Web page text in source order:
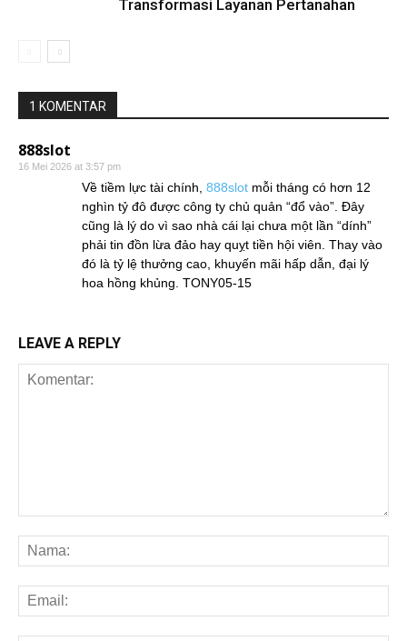
Transformasi Layanan Pertanahan
1 KOMENTAR
888slot
16 Mei 2026 at 3:57 pm
Về tiềm lực tài chính, 888slot mỗi tháng có hơn 12
nghìn tỷ đô được công ty chủ quản “đổ vào”. Đây
cũng là lý do vì sao nhà cái lại chưa một lần “dính”
phải tin đồn lừa đảo hay quỵt tiền hội viên. Thay vào
đó là tỷ lệ thưởng cao, khuyến mãi hấp dẫn, đại lý
hoa hồng khủng. TONY05-15
LEAVE A REPLY